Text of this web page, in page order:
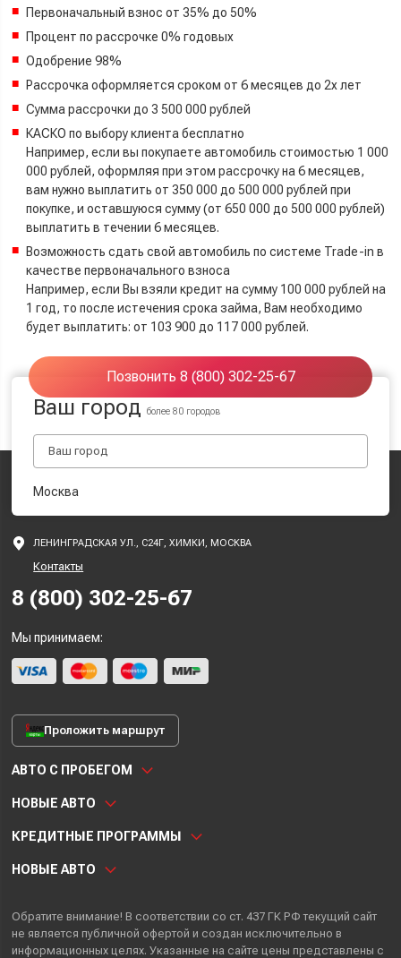
Первоначальный взнос от 35% до 50%
Процент по рассрочке 0% годовых
Одобрение 98%
Рассрочка оформляется сроком от 6 месяцев до 2х лет
Сумма рассрочки до 3 500 000 рублей
КАСКО по выбору клиента бесплатно
Например, если вы покупаете автомобиль стоимостью 1 000
000 рублей, оформляя при этом рассрочку на 6 месяцев,
вам нужно выплатить от 350 000 до 500 000 рублей при
покупке, и оставшуюся сумму (от 650 000 до 500 000 рублей)
выплатить в течении 6 месяцев.
Возможность сдать свой автомобиль по системе Trade-in в
качестве первоначального взноса
Например, если Вы взяли кредит на сумму 100 000 рублей на
1 год, то после истечения срока займа, Вам необходимо
будет выплатить: от 103 900 до 117 000 рублей.
Позвонить 8 (800) 302-25-67
Ваш городболее 80 городов
Москва
ЛЕНИНГРАДСКАЯ УЛ., С24Г, ХИМКИ, МОСКВА
Контакты
8 (800) 302-25-67
Мы принимаем:
Проложить маршрут
АВТО С ПРОБЕГОМ
НОВЫЕ АВТО
КРЕДИТНЫЕ ПРОГРАММЫ
НОВЫЕ АВТО
Обратите внимание! В соответствии со ст. 437 ГК РФ текущий сайт
не является публичной офертой и создан исключительно в
информационных целях. Указанные на сайте цены представлены с